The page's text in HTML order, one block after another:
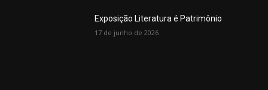
Exposição Literatura é Patrimônio
17 de junho de 2026